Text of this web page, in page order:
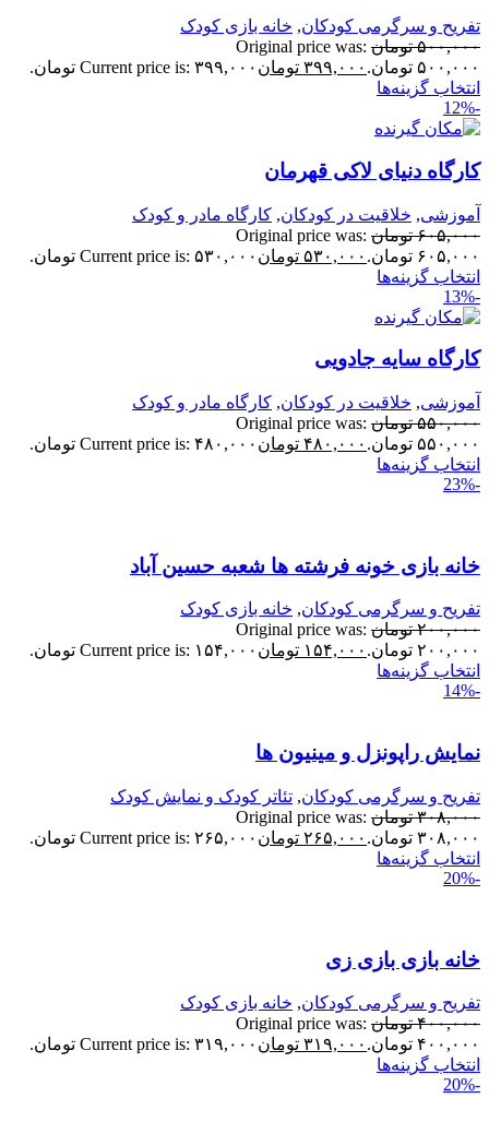
و سرگرمی کودکان,خانه بازی کودک
تومان Original price was:
تومان.
۳۹۹,۰۰۰ تومانCurrent price is: ۳۹۹,۰۰۰ تومان.
گزینه‌ها
دنیای لاکی قهرمان
, خلاقیت در کودکان,کارگاه مادر و کودک
تومان Original price was:
تومان.
۵۳۰,۰۰۰ تومانCurrent price is: ۵۳۰,۰۰۰ تومان.
گزینه‌ها
سایه جادویی
, خلاقیت در کودکان,کارگاه مادر و کودک
تومان Original price was:
تومان.
۴۸۰,۰۰۰ تومانCurrent price is: ۴۸۰,۰۰۰ تومان.
گزینه‌ها
بازی خونه فرشته ها شعبه حسین آباد
و سرگرمی کودکان,خانه بازی کودک
تومان Original price was:
تومان.
۱۵۴,۰۰۰ تومانCurrent price is: ۱۵۴,۰۰۰ تومان.
گزینه‌ها
راپونزل و مینیون ها
و سرگرمی کودکان,تئاتر کودک و نمایش کودک
تومان Original price was:
تومان.
۲۶۵,۰۰۰ تومانCurrent price is: ۲۶۵,۰۰۰ تومان.
گزینه‌ها
بازی بازی زی
و سرگرمی کودکان,خانه بازی کودک
تومان Original price was:
تومان.
۳۱۹,۰۰۰ تومانCurrent price is: ۳۱۹,۰۰۰ تومان.
گزینه‌ها